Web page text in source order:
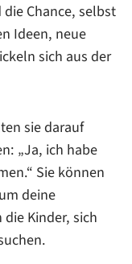
Chance, selbst
Ideen, neue
sich aus der
sie darauf
„Ja, ich habe
Sie können
deine
Kinder, sich